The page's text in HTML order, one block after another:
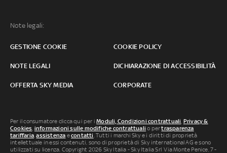
Note legali:
GESTIONE COOKIE COOKIE POLICY
NOTE LEGALI DICHIARAZIONE DI ACCESSIBILITÀ
OFFERTA SKY MEDIA CORPORATE
Per il consumatore clicca qui per iModuli, Condizioni contrattuali, Privacy &
Cookies, informazioni sulle modifiche contrattuali o pertrasparenza
tariffaria,assistenza econtatti. Tutti i marchi Sky e i diritti di proprietà
intellettuale in essi contenuti, sono di proprietà di Sky international AG e sono
utilizzati su licenza. Copyright 2026 Sky Italia - Sky Italia Srl Via Monte Penice, 7 -